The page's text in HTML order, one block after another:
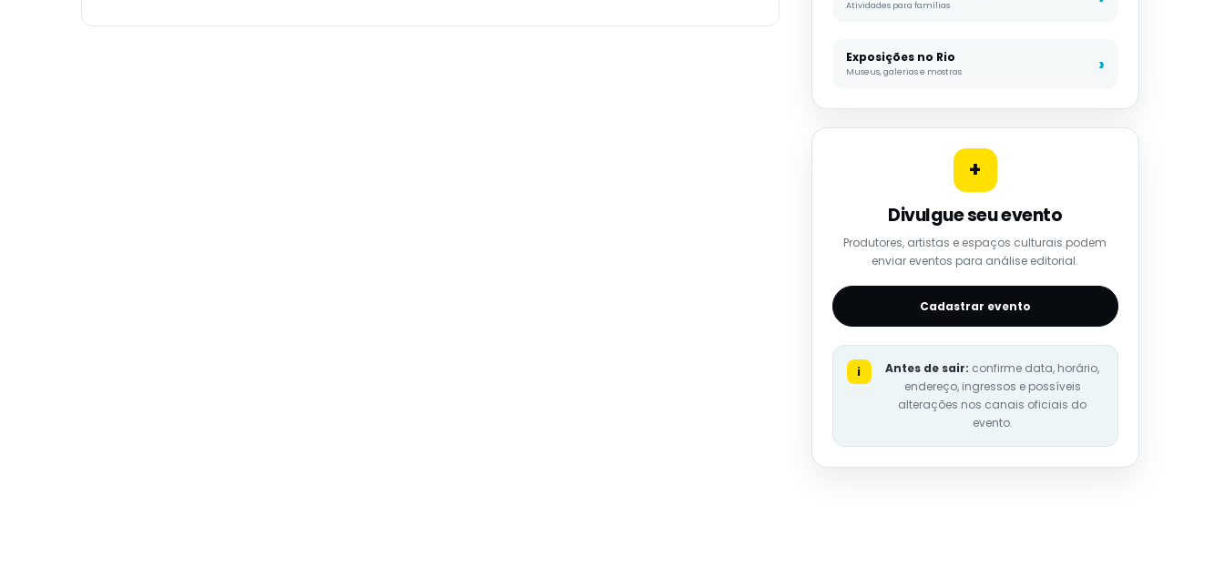
Atividades para famílias
Exposições no Rio
Museus, galerias e mostras
+
Divulgue seu evento
Produtores, artistas e espaços culturais podem
enviar eventos para análise editorial.
Cadastrar evento
i Antes de sair: confirme data, horário,
endereço, ingressos e possíveis
alterações nos canais oficiais do
evento.